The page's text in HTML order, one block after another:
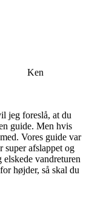
Ken
jeg foreslå, at du
guide. Men hvis
Vores guide var
super afslappet og
vandreturen
højder, så skal du